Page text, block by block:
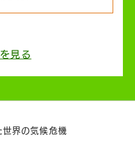
見る
界の気候危機